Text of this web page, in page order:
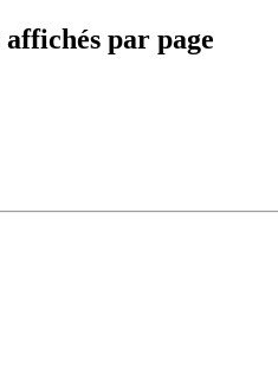
affichés par page